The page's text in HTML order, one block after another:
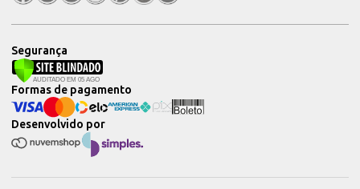
Segurança
Desenvolvido por
Formas de pagamento